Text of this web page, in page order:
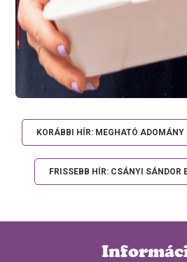
KORÁBBI HÍR: MEGHATÓ ADOMÁNY
FRISSEBB HÍR: CSÁNYI SÁNDOR